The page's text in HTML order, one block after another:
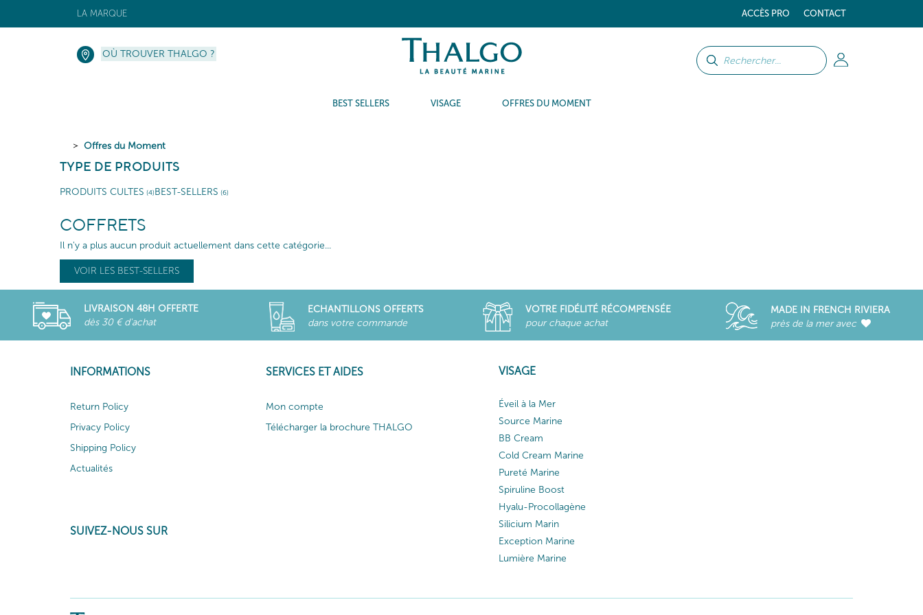
ACCÈS PRO CONTACT
LA MARQUE
OÙ TROUVER THALGO ?
BEST SELLERS VISAGE OFFRES DU MOMENT
Offres du Moment
TYPE DE PRODUITS
PRODUITS CULTES (4)BEST-SELLERS (6)
COFFRETS
Il n'y a plus aucun produit actuellement dans cette catégorie...
VOIR LES BEST-SELLERS
LIVRAISON 48H OFFERTE
dès 30 € d'achat
ECHANTILLONS OFFERTS
dans votre commande
VOTRE FIDÉLITÉ RÉCOMPENSÉE
pour chaque achat
MADE IN FRENCH RIVIERA
près de la mer avec
INFORMATIONS
Return Policy
Privacy Policy
Shipping Policy
Actualités
SUIVEZ-NOUS SUR
SERVICES ET AIDES
Mon compte
Télécharger la brochure THALGO
VISAGE
Éveil à la Mer
Source Marine
BB Cream
Cold Cream Marine
Pureté Marine
Spiruline Boost
Hyalu-Procollagène
Silicium Marin
Exception Marine
Lumière Marine